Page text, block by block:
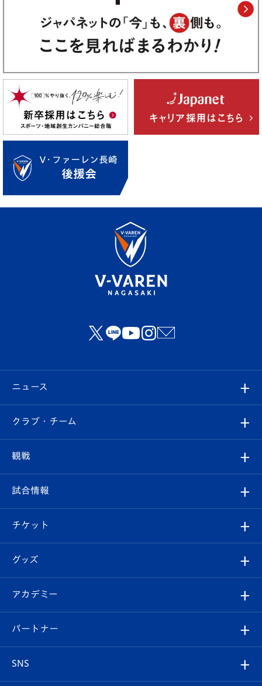
ニュース
すべて
クラブ
試合情報
チケット
イベント
メディア
ホームタウン
クラブ・チーム
クラブ概要
エンブレム紹介
スタッフプロフィール
マスコット紹介
観戦
観戦ルール
はじめての観戦ガイド
Revive Team
ヴィヴィくんの長崎おもてなしガイド
試合情報
試合日程/結果
フォトギャラリー
スタジアムグルメ
チケット
チケット
V-LOVERS（ファンクラブ）
プレイヤーズスイート
グッズ
オンラインショップ
店舗情報
アカデミー
育成からのお知らせ
パートナー
SNS